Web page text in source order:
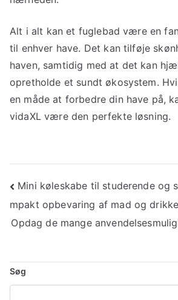
Alt i alt kan et fuglebad være en
til enhver have. Det kan tilføje
haven, samtidig med at det kan
opretholde et sundt økosystem.
en måde at forbedre din have på,
vidaXL være den perfekte løsning.
Mini køleskabe til studerende og
mpakt opbevaring af mad og
Opdag de mange
Søg